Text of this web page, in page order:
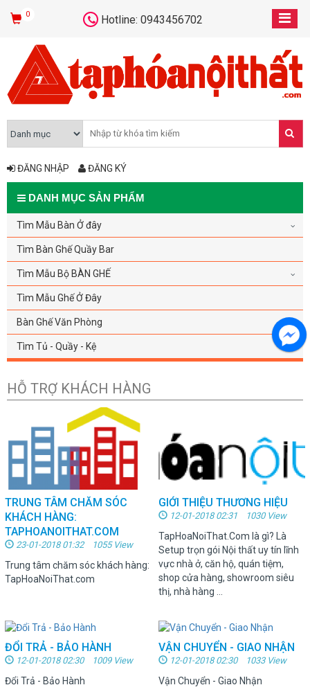
0 Hotline: 0943456702
ĐĂNG NHẬP ĐĂNG KÝ
DANH MỤC SẢN PHẨM
Tìm Mẫu Bàn Ở đây
Tìm Bàn Ghế Quầy Bar
Tìm Mẫu Bộ BÀN GHẾ
Tìm Mẫu Ghế Ở Đây
Bàn Ghế Văn Phòng
Tìm Tủ - Quầy - Kệ
HỖ TRỢ KHÁCH HÀNG
TRUNG TÂM CHĂM SÓC
KHÁCH HÀNG:
TAPHOANOITHAT.COM
23-01-2018 01:32 1055 View
Trung tâm chăm sóc khách hàng:
TapHoaNoiThat.com
GIỚI THIỆU THƯƠNG HIỆU
12-01-2018 02:31 1030 View
TapHoaNoiThat.Com là gì? Là
Setup trọn gói Nội thất uy tín lĩnh
vực nhà ở, căn hộ, quán tiệm,
shop cửa hàng, showroom siêu
thị, nhà hàng ...
ĐỔI TRẢ - BẢO HÀNH
12-01-2018 02:30 1009 View
Đổi Trả - Bảo Hành
VẬN CHUYỂN - GIAO NHẬN
12-01-2018 02:30 1033 View
Vận Chuyển - Giao Nhận